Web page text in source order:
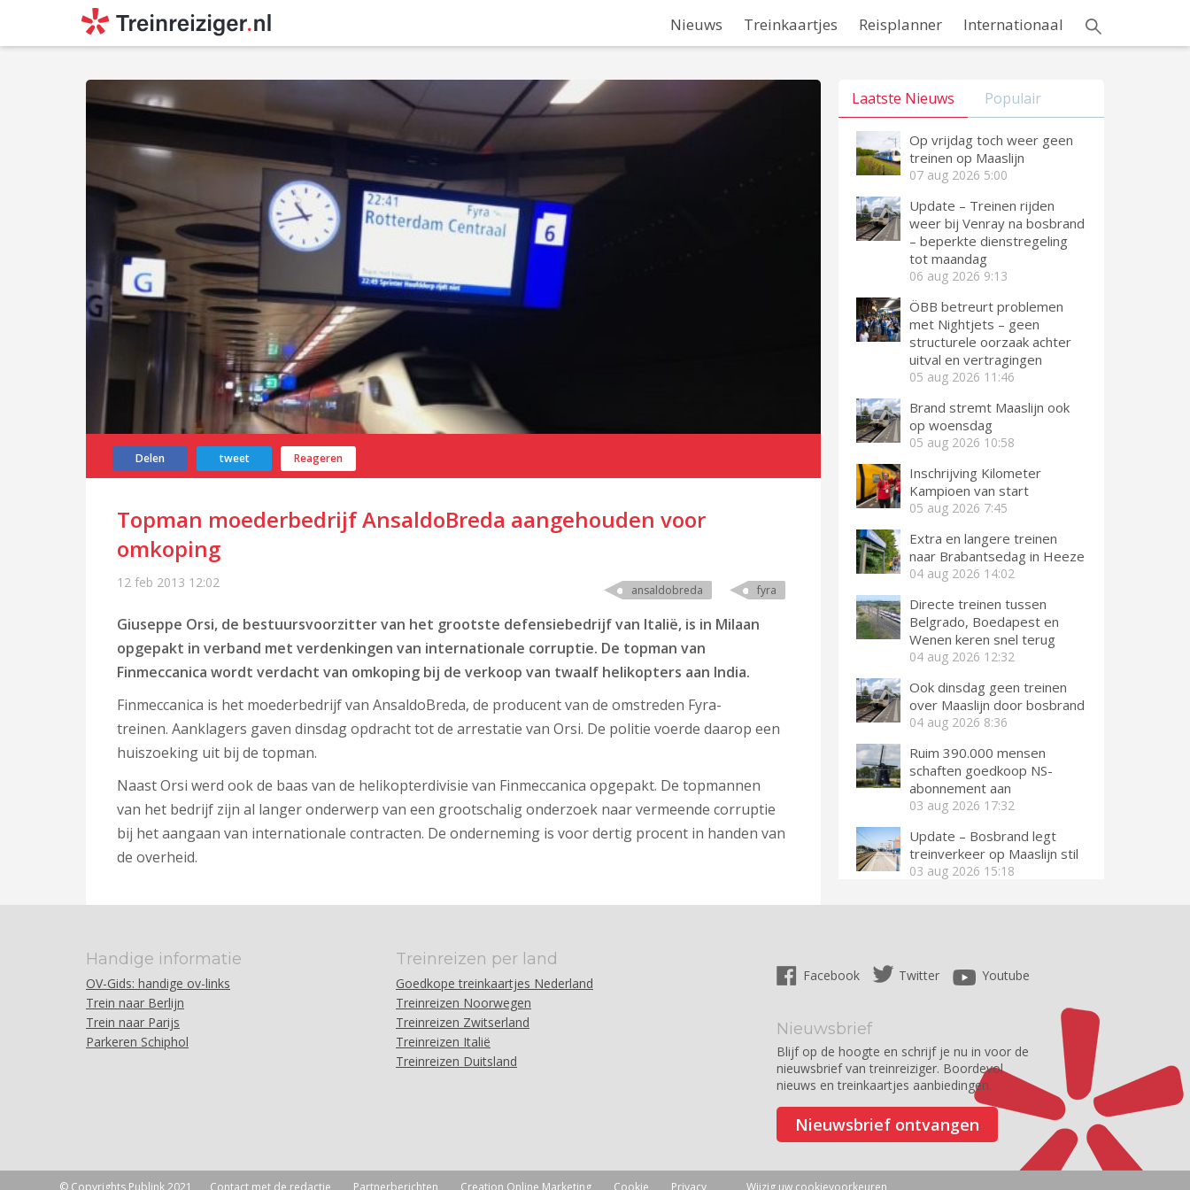
Nieuws Treinkaartjes Reisplanner Internationaal
Delen tweet Reageren
Topman moederbedrijf AnsaldoBreda aangehouden voor
omkoping
12 feb 2013 12:02 ansaldobreda fyra
Giuseppe Orsi, de bestuursvoorzitter van het grootste defensiebedrijf van Italië, is in Milaan
opgepakt in verband met verdenkingen van internationale corruptie. De topman van
Finmeccanica wordt verdacht van omkoping bij de verkoop van twaalf helikopters aan India.
Finmeccanica is het moederbedrijf van AnsaldoBreda, de producent van de omstreden Fyra-
treinen. Aanklagers gaven dinsdag opdracht tot de arrestatie van Orsi. De politie voerde daarop een
huiszoeking uit bij de topman.
Naast Orsi werd ook de baas van de helikopterdivisie van Finmeccanica opgepakt. De topmannen
van het bedrijf zijn al langer onderwerp van een grootschalig onderzoek naar vermeende corruptie
bij het aangaan van internationale contracten. De onderneming is voor dertig procent in handen van
de overheid.
Laatste Nieuws Populair
Op vrijdag toch weer geen
treinen op Maaslijn
07 aug 2026 5:00
Update – Treinen rijden
weer bij Venray na bosbrand
– beperkte dienstregeling
tot maandag
06 aug 2026 9:13
ÖBB betreurt problemen
met Nightjets – geen
structurele oorzaak achter
uitval en vertragingen
05 aug 2026 11:46
Brand stremt Maaslijn ook
op woensdag
05 aug 2026 10:58
Inschrijving Kilometer
Kampioen van start
05 aug 2026 7:45
Extra en langere treinen
naar Brabantsedag in Heeze
04 aug 2026 14:02
Directe treinen tussen
Belgrado, Boedapest en
Wenen keren snel terug
04 aug 2026 12:32
Ook dinsdag geen treinen
over Maaslijn door bosbrand
04 aug 2026 8:36
Ruim 390.000 mensen
schaften goedkoop NS-
abonnement aan
03 aug 2026 17:32
Update – Bosbrand legt
treinverkeer op Maaslijn stil
03 aug 2026 15:18
Handige informatie
OV-Gids: handige ov-links
Trein naar Berlijn
Trein naar Parijs
Parkeren Schiphol
Treinreizen per land
Goedkope treinkaartjes Nederland
Treinreizen Noorwegen
Treinreizen Zwitserland
Treinreizen Italië
Treinreizen Duitsland
Facebook Twitter Youtube
Nieuwsbrief
Blijf op de hoogte en schrijf je nu in voor de
nieuwsbrief van treinreiziger. Boordevol
nieuws en treinkaartjes aanbiedingen.
Nieuwsbrief ontvangen
© Copyrights Publink 2021 Contact met de redactie Partnerberichten Creation Online Marketing Cookie Privacy Wijzig uw cookievoorkeuren